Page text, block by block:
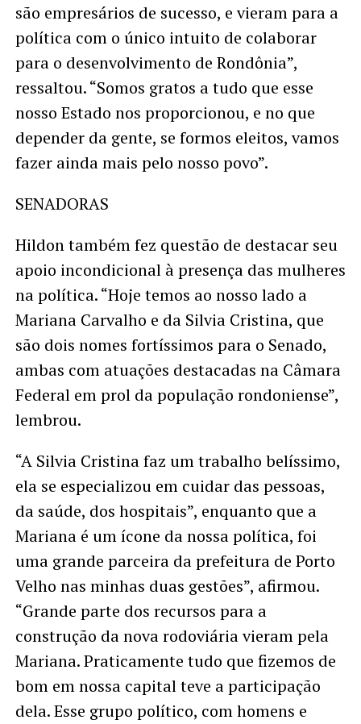
são empresários de sucesso, e vieram para a
política com o único intuito de colaborar
para o desenvolvimento de Rondônia”,
ressaltou. “Somos gratos a tudo que esse
nosso Estado nos proporcionou, e no que
depender da gente, se formos eleitos, vamos
fazer ainda mais pelo nosso povo”.
SENADORAS
Hildon também fez questão de destacar seu
apoio incondicional à presença das mulheres
na política. “Hoje temos ao nosso lado a
Mariana Carvalho e da Silvia Cristina, que
são dois nomes fortíssimos para o Senado,
ambas com atuações destacadas na Câmara
Federal em prol da população rondoniense”,
lembrou.
“A Silvia Cristina faz um trabalho belíssimo,
ela se especializou em cuidar das pessoas,
da saúde, dos hospitais”, enquanto que a
Mariana é um ícone da nossa política, foi
uma grande parceira da prefeitura de Porto
Velho nas minhas duas gestões”, afirmou.
“Grande parte dos recursos para a
construção da nova rodoviária vieram pela
Mariana. Praticamente tudo que fizemos de
bom em nossa capital teve a participação
dela. Esse grupo político, com homens e